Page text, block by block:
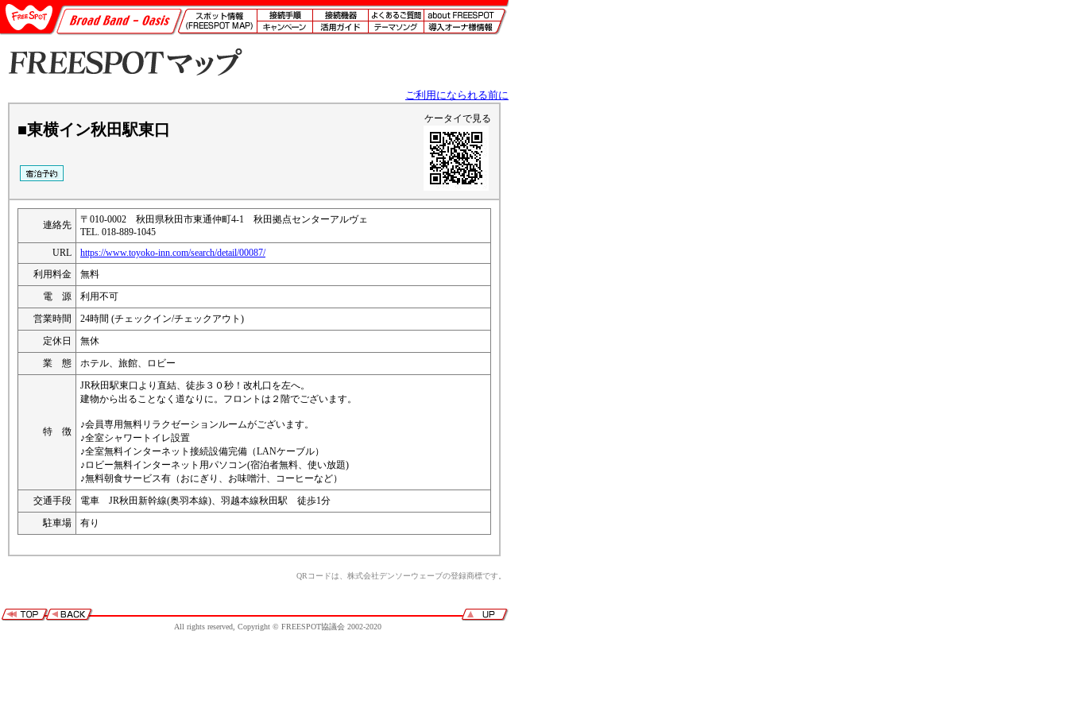
ご利用になられる前に
■東横イン秋田駅東口
ケータイで見る
連絡先
〒010-0002 秋田県秋田市東通仲町4-1 秋田拠点センターアルヴェ
TEL. 018-889-1045
URL
https://www.toyoko-inn.com/search/detail/00087/
利用料金
無料
電 源
利用不可
営業時間
24時間 (チェックイン/チェックアウト)
定休日
無休
業 態
ホテル、旅館、ロビー
特 徴
JR秋田駅東口より直結、徒歩３０秒！改札口を左へ。
建物から出ることなく道なりに。フロントは２階でございます。
♪会員専用無料リラクゼーションルームがございます。
♪全室シャワートイレ設置
♪全室無料インターネット接続設備完備（LANケーブル）
♪ロビー無料インターネット用パソコン(宿泊者無料、使い放題)
♪無料朝食サービス有（おにぎり、お味噌汁、コーヒーなど）
交通手段
電車 JR秋田新幹線(奥羽本線)、羽越本線秋田駅 徒歩1分
駐車場
有り
QRコードは、株式会社デンソーウェーブの登録商標です。
All rights reserved, Copyright © FREESPOT協議会 2002-2020